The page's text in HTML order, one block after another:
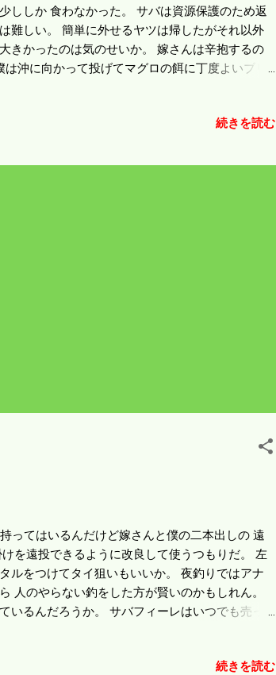
ししか 食わなかった。 サバは資源保護のため返
難しい。 簡単に外せるヤツは帰したがそれ以外
きかったのは気のせいか。 嫁さんは辛抱するの
沖に向かって投げてマグロの餌に丁度よいブリ
けたかもしれんが 太くなればなったで食いついて
裕はない。 これを書いて思い出せば今シーズン
続きを読む
ってはいるんだけど嫁さんと僕の二本出しの 遠
を遠投できるように改良して使うつもりだ。 左
ルをつけてタイ狙いもいいか。 夜釣りではアナ
人のやらない釣をした方が賢いのかもしれん。
るんだろうか。 サバフィーレはいつでも売っ
続きを読む